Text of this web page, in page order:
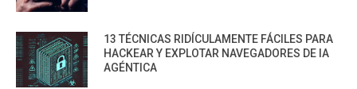
13 TÉCNICAS RIDÍCULAMENTE FÁCILES PARA
HACKEAR Y EXPLOTAR NAVEGADORES DE IA
AGÉNTICA